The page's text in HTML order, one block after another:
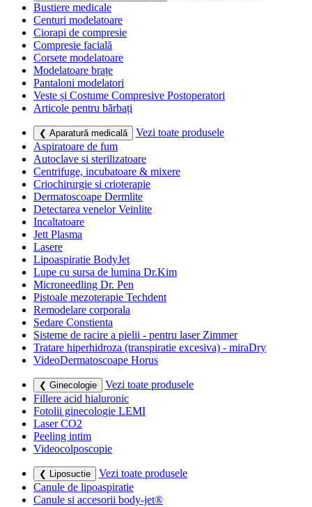
Bustiere medicale
Centuri modelatoare
Ciorapi de compresie
Compresie facială
Corsete modelatoare
Modelatoare brațe
Pantaloni modelatori
Veste și Costume Compresive Postoperatori
Articole pentru bărbați
❮ Aparatură medicală
Vezi toate produsele
Aspiratoare de fum
Autoclave si sterilizatoare
Centrifuge, incubatoare & mixere
Criochirurgie si crioterapie
Dermatoscoape Dermlite
Detectarea venelor Veinlite
Incaltatoare
Jett Plasma
Lasere
Lipoaspiratie BodyJet
Lupe cu sursa de lumina Dr.Kim
Microneedling Dr. Pen
Pistoale mezoterapie Techdent
Remodelare corporala
Sedare Constienta
Sisteme de racire a pielii - pentru laser Zimmer
Tratare hiperhidroza (transpiratie excesiva) - miraDry
VideoDermatoscoape Horus
❮ Ginecologie
Vezi toate produsele
Fillere acid hialuronic
Fotolii ginecologie LEMI
Laser CO2
Peeling intim
Videocolposcopie
❮ Liposuctie
Vezi toate produsele
Canule de lipoaspiratie
Canule si accesorii body-jet®